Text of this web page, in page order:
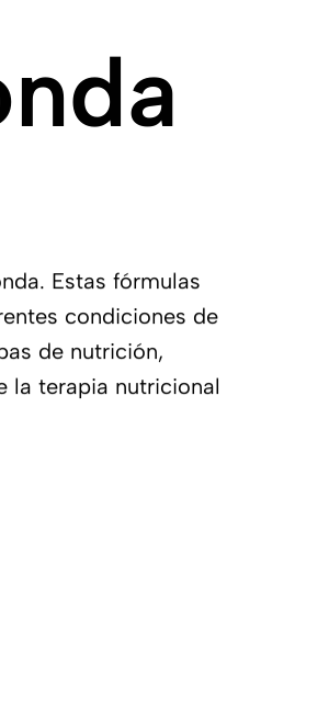
Estas fórmulas
condiciones de
de nutrición,
la terapia nutricional